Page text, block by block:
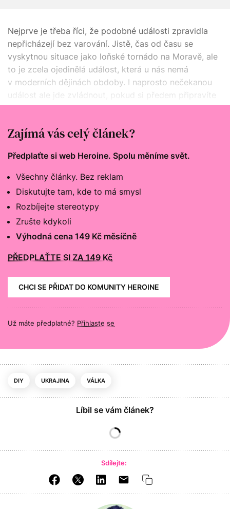
Nejprve je třeba říci, že podobné události zpravidla
nepřicházejí bez varování. Jistě, čas od času se
vyskytnou situace jako loňské tornádo na Moravě, ale
to je zcela ojedinělá událost, která u nás nemá
v moderních dějinách obdoby. I naprosto nečekanou
událost ale jde zvládnout, pokud si předem připravíte
krizový plán a máte k dispozici alespoň základní
Zajímá vás celý článek?
Předplaťte si web Heroine. Spolu měníme svět.
Všechny články. Bez reklam
Diskutujte tam, kde to má smysl
Rozbíjejte stereotypy
Zrušte kdykoli
Výhodná cena 149 Kč měsíčně
PŘEDPLAŤTE SI ZA 149 Kč
CHCI SE PŘIDAT DO KOMUNITY HEROINE
Už máte předplatné? Přihlaste se
DIY UKRAJINA VÁLKA
Líbil se vám článek?
Sdílejte: